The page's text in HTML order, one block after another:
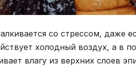
со стрессом, даже
холодный воздух, а в
влагу из верхних слоев